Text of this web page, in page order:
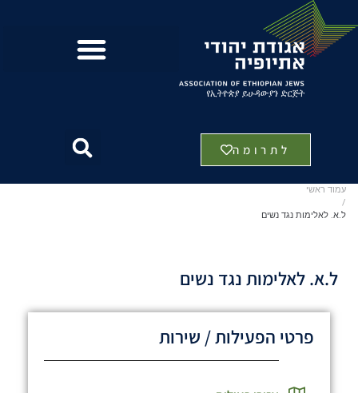
לתרומה
עמוד ראשי
/
ל.א. לאלימות נגד נשים
ל.א. לאלימות נגד נשים
פרטי הפעילות / שירות